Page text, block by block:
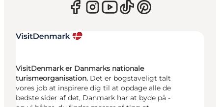
VisitDenmark er Danmarks nationale
turismeorganisation. Det er bogstaveligt talt
vores job at inspirere dig til at opdage alle de
bedste sider af det, Danmark har at byde på -